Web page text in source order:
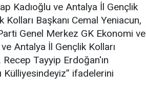
Kadıoğlu ve Antalya İl Gençlik
Kolları Başkanı Cemal Yeniacun,
Genel Merkez GK Ekonomi ve
Antalya İl Gençlik Kolları
Recep Tayyip Erdoğan'ın
Külliyesindeyiz” ifadelerini